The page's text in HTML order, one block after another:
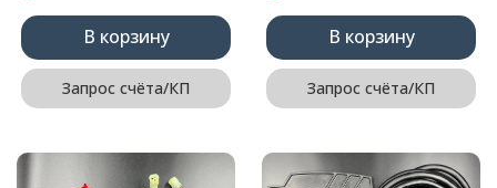
В корзину
Запрос счёта/КП
В корзину
Запрос счёта/КП